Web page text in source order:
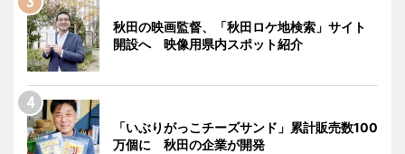
秋田の映画監督、「秋田ロケ地検索」サイト
開設へ 映像用県内スポット紹介
「いぶりがっこチーズサンド」累計販売数100
万個に 秋田の企業が開発